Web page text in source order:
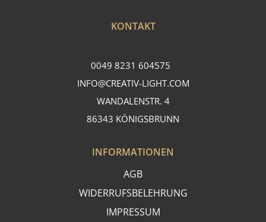
KONTAKT
0049 8231 604575
INFO@CREATIV-LIGHT.COM
WANDALENSTR. 4
86343 KÖNIGSBRUNN
INFORMATIONEN
AGB
WIDERRUFSBELEHRUNG
IMPRESSUM